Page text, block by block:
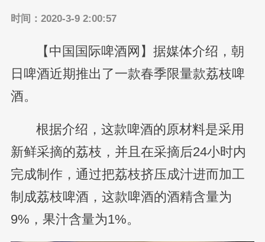
时间：2020-3-9 2:00:57
【中国国际啤酒网】据媒体介绍，朝
日啤酒近期推出了一款春季限量款荔枝啤
酒。
根据介绍，这款啤酒的原材料是采用
新鲜采摘的荔枝，并且在采摘后24小时内
完成制作，通过把荔枝挤压成汁进而加工
制成荔枝啤酒，这款啤酒的酒精含量为
9%，果汁含量为1%。